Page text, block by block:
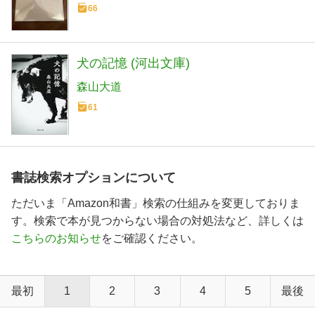
66
犬の記憶 (河出文庫)
森山大道
61
書誌検索オプションについて
ただいま「Amazon和書」検索の仕組みを変更しておりま
す。検索で本が見つからない場合の対処法など、詳しくは
こちらのお知らせをご確認ください。
最初 1 2 3 4 5 最後